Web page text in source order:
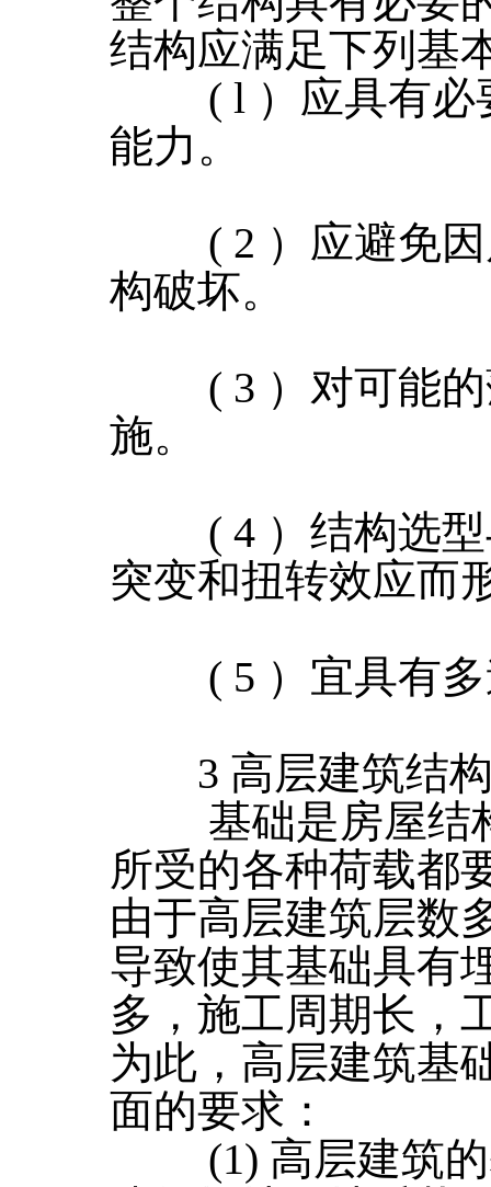
结构应满足下列基
( l ）应具有必
能力。
( 2 ）应避免因
构破坏。
( 3 ）对可能的
施。
( 4 ）结构选型
突变和扭转效应而
( 5 ）宜具有多
3 高层建筑结构
基础是房屋结构
所受的各种荷载都
由于高层建筑层数
导致使其基础具有
多，施工周期长，
为此，高层建筑基
面的要求：
(1) 高层建筑的